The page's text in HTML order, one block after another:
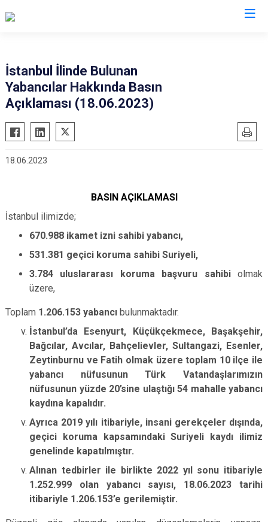
İstanbul İlinde Bulunan
Yabancılar Hakkında Basın
Açıklaması (18.06.2023)
18.06.2023
BASIN AÇIKLAMASI
İstanbul ilimizde;
670.988 ikamet izni sahibi yabancı,
531.381 geçici koruma sahibi Suriyeli,
3.784 uluslararası koruma başvuru sahibi olmak
üzere,
Toplam 1.206.153 yabancı bulunmaktadır.
İstanbul’da Esenyurt, Küçükçekmece, Başakşehir,
Bağcılar, Avcılar, Bahçelievler, Sultangazi, Esenler,
Zeytinburnu ve Fatih olmak üzere toplam 10 ilçe ile
yabancı nüfusunun Türk Vatandaşlarımızın
nüfusunun yüzde 20’sine ulaştığı 54 mahalle yabancı
kaydına kapalıdır.
Ayrıca 2019 yılı itibariyle, insani gerekçeler dışında,
geçici koruma kapsamındaki Suriyeli kaydı ilimiz
genelinde kapatılmıştır.
Alınan tedbirler ile birlikte 2022 yıl sonu itibariyle
1.252.999 olan yabancı sayısı, 18.06.2023 tarihi
itibariyle 1.206.153’e gerilemiştir.